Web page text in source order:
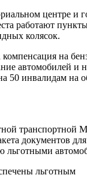
центре и
работают
колясок.
компенсация на
автомобилей и
50 инвалидам на
транспортной
документов
льготными
льготным